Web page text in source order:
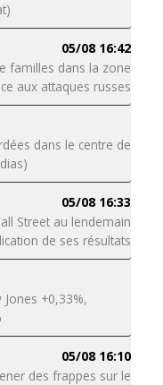
05/08 16:42
familles dans la zone
aux attaques russes
dans le centre de
05/08 16:33
Street au lendemain
de ses résultats
+0,33%,
05/08 16:10
des frappes sur le